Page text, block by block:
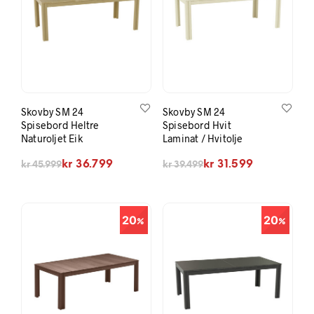
Skovby SM 24
Spisebord Heltre
Naturoljet Eik
kr45.999
Opprinnelig pris var: kr 45.999.
kr 36.799
Nåværende pris er: kr 36.799.
Skovby SM 24
Spisebord Hvit
Laminat / Hvitolje
kr39.499
Opprinnelig pris var: kr 39.499.
kr 31.599
Nåværende pris er: kr 31.599.
20 20